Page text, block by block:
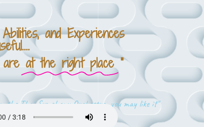
Abilities, and Experiences
at the right place "
the Thai Symphony Orchestra, you may like it"